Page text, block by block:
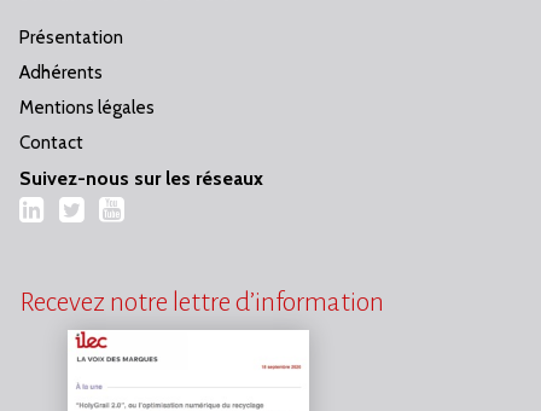
Présentation
Adhérents
Mentions légales
Contact
Suivez-nous sur les réseaux
LinkedIn
TwitterYouTube
Recevez notre lettre d’information